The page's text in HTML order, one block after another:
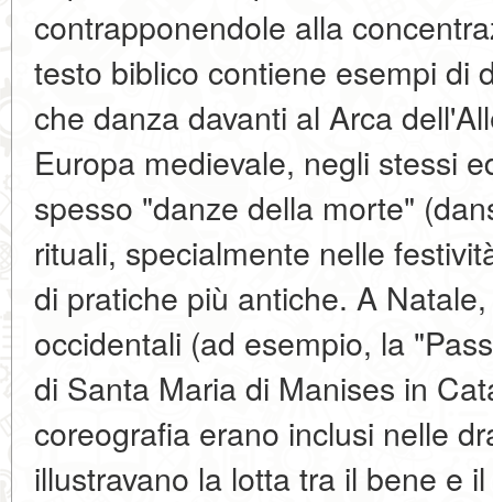
contrapponendole alla
testo biblico contiene esempi
che danza davanti al Arca
Europa medievale, negli stessi
spesso "danze della morte"
rituali, specialmente nelle
di pratiche più antiche. A
occidentali (ad esempio, la
di Santa Maria di Manises in
coreografia erano inclusi nelle
illustravano la lotta tra il bene e